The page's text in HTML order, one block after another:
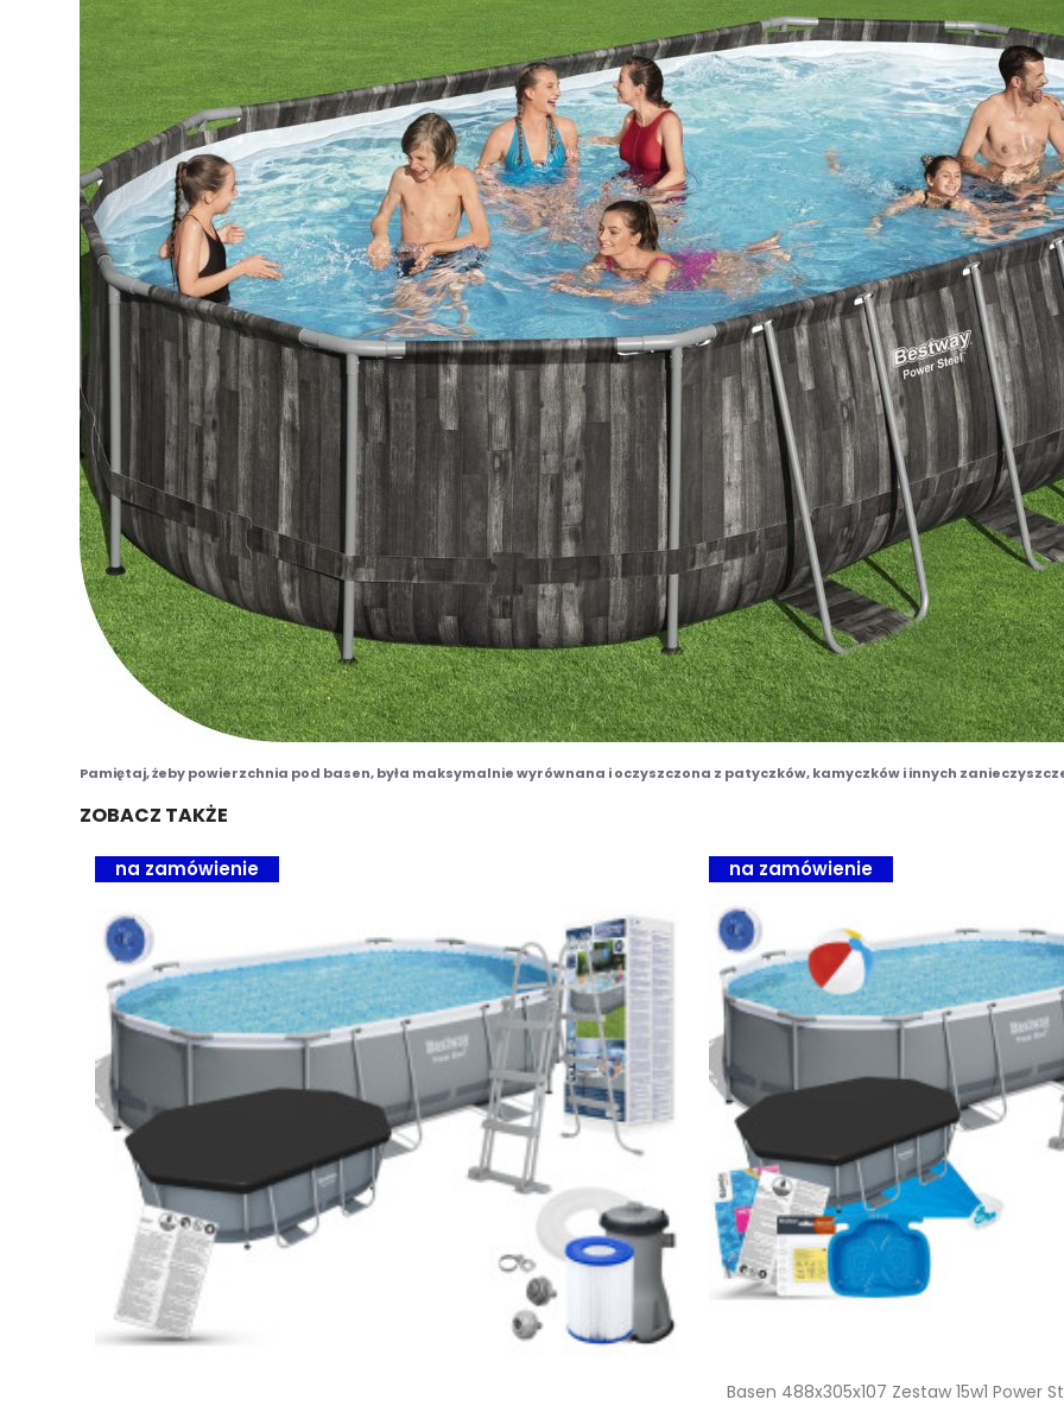
Pamiętaj, żeby powierzchnia pod basen, była maksymalnie wyrównana i oczyszczona z patyczków, kamyczków i innych
ZOBACZ TAKŻE
na zamówienie
Basen 488x305x107 Zestaw 15w1 Power
na zamówienie